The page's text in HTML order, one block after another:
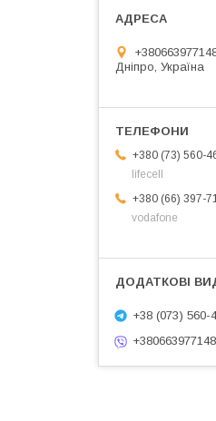
Дніпро, Україна
+380 (73) 560-
lifecell
+380 (66) 397-
vodafone
+38 (073) 560-
+380663977148